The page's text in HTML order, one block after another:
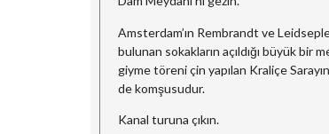
Amsterdam’ın Rembrandt ve
bulunan sokakların açıldığı büyük bir
giyme töreni çin yapılan Kraliçe
de komşusudur.
Kanal turuna çıkın.